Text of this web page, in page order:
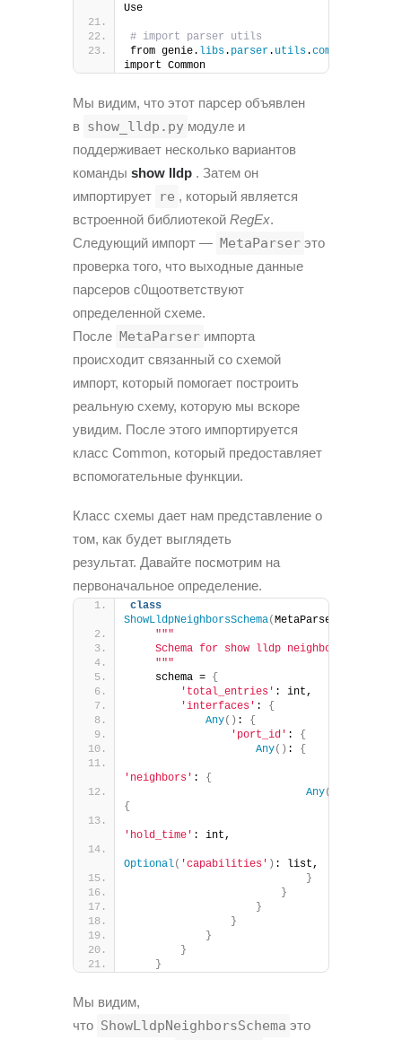
Use
# import parser utils
from genie. libs. parser. utils.common
import Common
Мы видим, что этот парсер объявлен
в show_lldp.py модуле и
поддерживает несколько вариантов
команды show lldp . Затем он
импортирует re , который является
встроенной библиотекой RegEx.
Следующий импорт — MetaParser это
проверка того, что выходные данные
парсеров с0щоответствуют
определенной схеме.
После MetaParser импорта
происходит связанный со схемой
импорт, который помогает построить
реальную схему, которую мы вскоре
увидим. После этого импортируется
класс Common, который предоставляет
вспомогательные функции.
Класс схемы дает нам представление о
том, как будет выглядеть
результат. Давайте посмотрим на
первоначальное определение.
class
ShowLldpNeighborsSchema(MetaParser
"""
    Schema for show lldp neighbors
    "
""
    schema =
{
'total_entries' : int,
'interfaces' : {
Any() : {
'port_id' : {
Any() : {
'neighbors' : {
Any()
{
'hold_time' : int,
Optional( 'capabilities' ) : list,
}
}
}
}
}
}
}
Мы видим,
что ShowLldpNeighborsSchema это